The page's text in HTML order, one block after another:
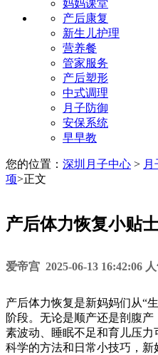
妈妈课堂
产后康复
新生儿护理
营养餐
管家服务
产后塑形
中式调理
月子防御
安保系统
早早教
您的位置： 深圳月子中心 >
项>正文
产后体力恢复小贴
爱帝宫 2025-06-13 16:42:06
产后体力恢复是新妈妈们从“
阶段。无论是顺产还是剖腹
素波动、睡眠不足和育儿压
科学的方法和日常小技巧，